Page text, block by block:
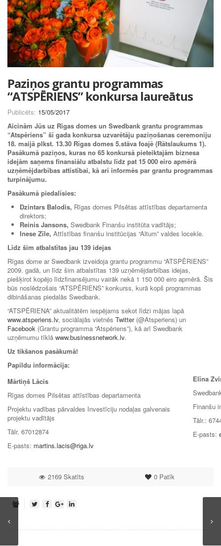
Paziņos grantu programmas
“ATSPĒRIENS” konkursa laureātus
Publicēts: 15/05/2017
Aicinām Jūs uz Rīgas domes un Swedbank grantu programmas
“Atspēriens” šī gada konkursa uzvarētāju paziņošanas ceremoniju
18. maijā plkst. 13.30 Rīgas domes 5.stāva foajē (Rātslaukums 1).
Pasākumā paziņos, kuras no 65 konkursā pieteiktajām biznesa
idejām saņems finansiālu atbalstu līdz pat 15 000 eiro apmērā
uzņēmējdarbības attīstībai, kā arī informēs par grantu programmas
turpinājumu.
Pasākumā piedalīsies:
Dzintars Balodis, Rīgas domes Pilsētas attīstības departamenta
direktors;
Reinis Jansons, Swedbank Finanšu institūta vadītājs;
Inese Zīle, Attīstības finanšu institūcijas “Altum” valdes locekle.
Līdz šim atbalstītas jau 139 idejas
Rīgas dome ar Swedbank izveidoja grantu programmu “ATSPĒRIENS”
2009. gadā, un līdz šim atbalstītas 139 uzņēmējdarbības idejas,
piešķirot kopējo līdzfinansējumu vairāk nekā 1 150 000 eiro apmērā. Šis
būs noslēdzošais “ATSPĒRIENS” konkurss, kurā kopš programmas
dibināšanas piedalās Swedbank.
“ATSPĒRIENA” aktualitātēm iespējams sekot līdzi mājas lapā
www.atsperiens.lv, sociālajās vietnēs Twitter(@Atsperiens) un
Facebook (Grantu programma “Atspēriens”), kā arī Swedbank
uzņēmumu tīklā www.businessnetwork.lv.
Uz tikšanos pasākumā!
Papildu informācija:
Mārtiņš Lācis
Rīgas domes Pilsētas attīstības departamenta
Projektu vadības pārvaldes Investīciju nodaļas galvenais
projektu vadītājs
Tālr. 67012874
E-pasts: martins.lacis@riga.lv
Elīna
Finanšu
Tālr.:
E-pasts:
0Patīk
2169 Skatīts